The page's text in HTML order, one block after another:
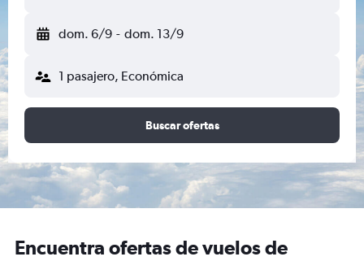
dom. 6/9 - dom. 13/9
1 pasajero, Económica
Buscar ofertas
Encuentra ofertas de vuelos de